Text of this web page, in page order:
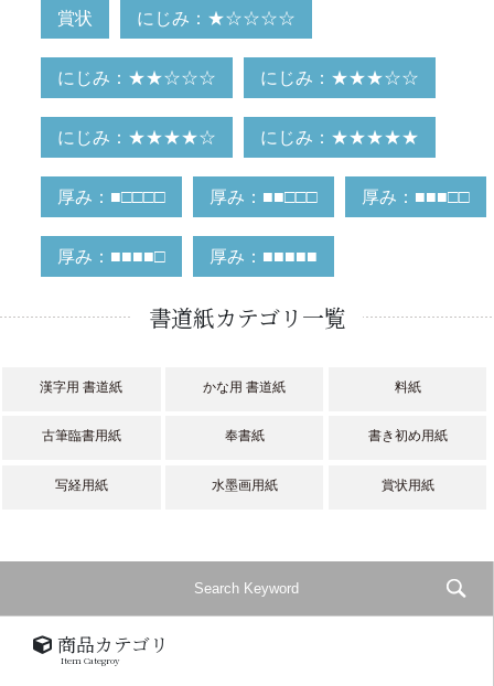
賞状 にじみ：★☆☆☆☆
にじみ：★★☆☆☆ にじみ：★★★☆☆
にじみ：★★★★☆ にじみ：★★★★★
厚み：■□□□□ 厚み：■■□□□ 厚み：■■■□□
厚み：■■■■□ 厚み：■■■■■
書道紙カテゴリ一覧
漢字用 書道紙 かな用 書道紙 料紙
古筆臨書用紙 奉書紙 書き初め用紙
写経用紙 水墨画用紙 賞状用紙
商品カテゴリ
Item Categroy